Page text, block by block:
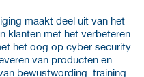
maakt deel uit van het
klanten met het verbeteren
het oog op cyber security.
van producten en
bewustwording, training